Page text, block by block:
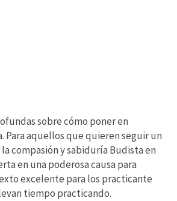
sobre cómo poner en
Para aquellos que quieren seguir un
compasión y sabiduría Budista en
en una poderosa causa para
excelente para los practicante
tiempo practicando.